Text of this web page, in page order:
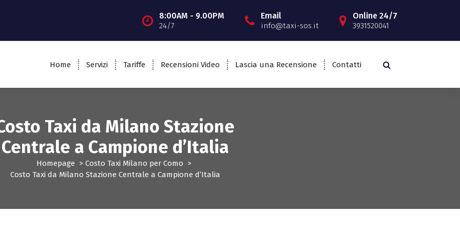
8:00AM - 9.00PM
24/7
Email
info@taxi-sos.it
Online 24/7
3931520041
Home Servizi Tariffe Recensioni Video Lascia una Recensione Contatti
Taxi da Milano Stazione
Centrale a Campione d’Italia
Homepage > Costo Taxi Milano per Como >
Costo Taxi da Milano Stazione Centrale a Campione d’Italia